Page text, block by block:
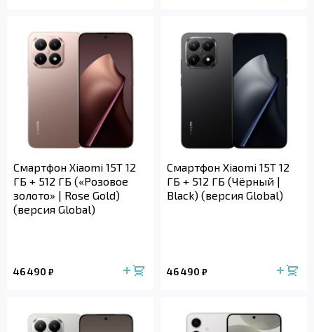
Смартфон Xiaomi 15T 12
ГБ + 512 ГБ («Розовое
золото» | Rose Gold)
(версия Global)
46 490 ₽
Смартфон Xiaomi 15T 12
ГБ + 512 ГБ (Чёрный |
Black) (версия Global)
46 490 ₽